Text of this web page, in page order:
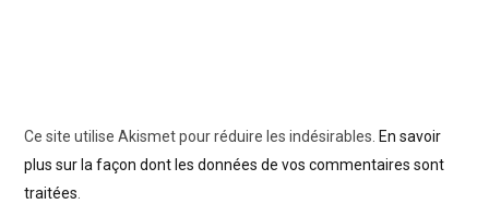
Ce site utilise Akismet pour réduire les indésirables. En savoir
plus sur la façon dont les données de vos commentaires sont
traitées